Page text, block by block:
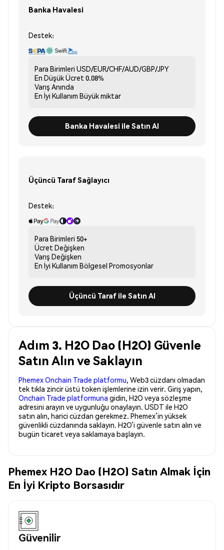
Banka Havalesi
Destek:
Para Birimleri USD/EUR/CHF/AUD/GBP/JPY
En Düşük Ücret 0.08%
Varış Anında
En İyi Kullanım Büyük miktar
Banka Havalesi ile Satın Al
Üçüncü Taraf Sağlayıcı
Destek:
Para Birimleri 50+
Ücret Değişken
Varış Değişken
En İyi Kullanım Bölgesel Promosyonlar
Üçüncü Taraf ile Satın Al
Adım 3. H2O Dao (H2O) Güvenle
Satın Alın ve Saklayın
Phemex Onchain Trade platformu, Web3 cüzdanı olmadan
tek tıkla zincir üstü token işlemlerine izin verir. Giriş yapın,
Onchain Trade platformuna gidin, H2O veya sözleşme
adresini arayın ve uygunluğu onaylayın. USDT ile H2O
satın alın, harici cüzdan gerekmez. Phemex’in yüksek
güvenlikli cüzdanında saklayın. H2O’i güvenle satın alın ve
bugün ticaret veya saklamaya başlayın.
Phemex H2O Dao (H2O) Satın Almak İçin
En İyi Kripto Borsasıdır
Güvenilir